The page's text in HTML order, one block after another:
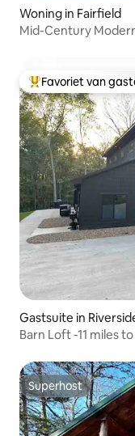
Woning in Fairfield
Mid-Century
Topfavoriet van
Favoriet van
Gastsuite in
Barn Loft -11 miles
Superhost
Superhost